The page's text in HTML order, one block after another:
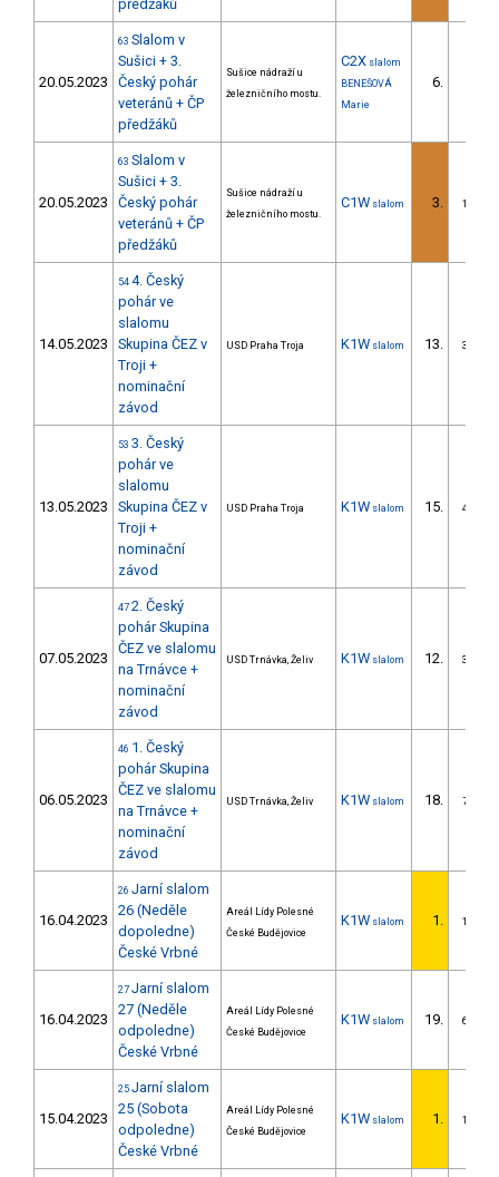
předžáků
20.05.2023
63 Slalom v
Sušici + 3.
Český pohár
veteránů + ČP
předžáků
Sušice nádraží u
železničního mostu.
C2X slalom
BENEŠOVÁ
Marie
6.
20.05.2023
63 Slalom v
Sušici + 3.
Český pohár
veteránů + ČP
předžáků
Sušice nádraží u
železničního mostu.
C1W slalom 3. 1/DS
14.05.2023
54 4. Český
pohár ve
slalomu
Skupina ČEZ v
Troji +
nominační
závod
USD Praha Troja K1W slalom 13. 3/DS
13.05.2023
53 3. Český
pohár ve
slalomu
Skupina ČEZ v
Troji +
nominační
závod
USD Praha Troja K1W slalom 15. 4/DS
07.05.2023
47 2. Český
pohár Skupina
ČEZ ve slalomu
na Trnávce +
nominační
závod
USD Trnávka, Želiv K1W slalom 12. 3/DS
06.05.2023
46 1. Český
pohár Skupina
ČEZ ve slalomu
na Trnávce +
nominační
závod
USD Trnávka, Želiv K1W slalom 18. 7/DS
16.04.2023
26 Jarní slalom
26 (Neděle
dopoledne)
České Vrbné
Areál Lídy Polesné
České Budějovice
K1W slalom 1. 1/DS
16.04.2023
27 Jarní slalom
27 (Neděle
odpoledne)
České Vrbné
Areál Lídy Polesné
České Budějovice
K1W slalom 19. 6/DS
15.04.2023
25 Jarní slalom
25 (Sobota
odpoledne)
České Vrbné
Areál Lídy Polesné
České Budějovice
K1W slalom 1. 1/DS